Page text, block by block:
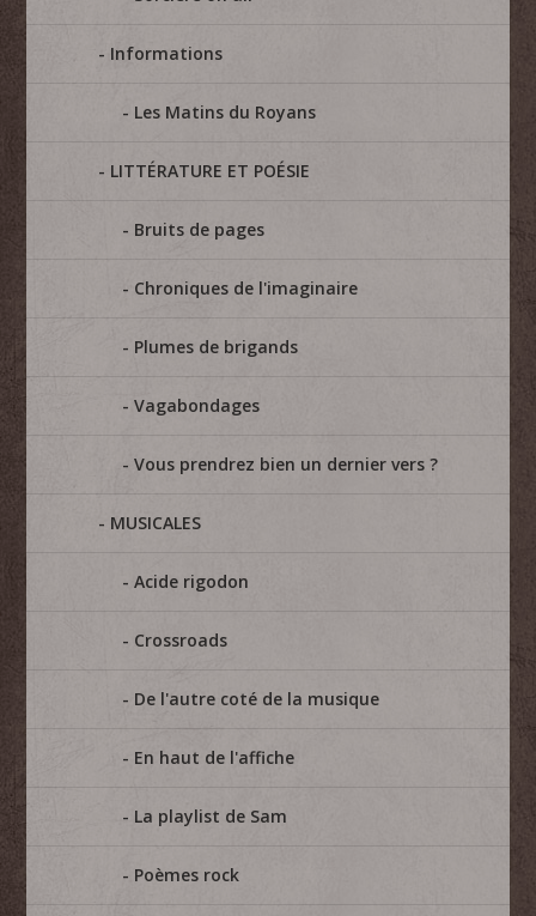
Informations
Les Matins du Royans
LITTÉRATURE ET POÉSIE
Bruits de pages
Chroniques de l'imaginaire
Plumes de brigands
Vagabondages
Vous prendrez bien un dernier vers ?
MUSICALES
Acide rigodon
Crossroads
De l'autre coté de la musique
En haut de l'affiche
La playlist de Sam
Poèmes rock